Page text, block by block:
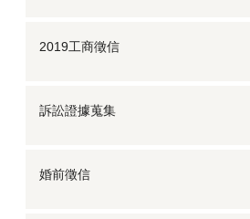
2019工商徵信
訴訟證據蒐集
婚前徵信